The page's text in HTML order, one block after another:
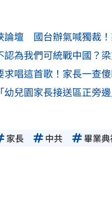
論壇 國台辦氣喊獨裁
認為我們可統戰中國？
求唱這首歌！家長一查
幼兒園家長接送區正旁
家長 中共 畢業典